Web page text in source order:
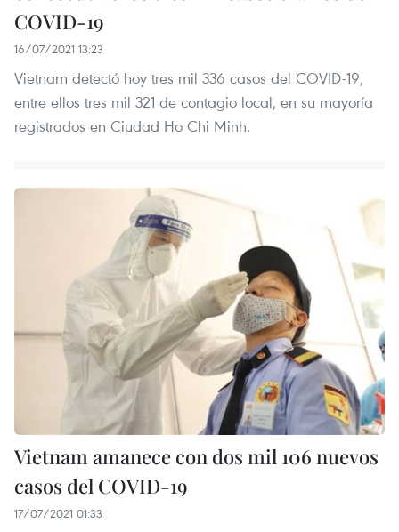
COVID-19
16/07/2021 13:23
Vietnam detectó hoy tres mil 336 casos del COVID-19,
entre ellos tres mil 321 de contagio local, en su mayoría
registrados en Ciudad Ho Chi Minh.
Vietnam amanece con dos mil 106 nuevos
casos del COVID-19
17/07/2021 01:33